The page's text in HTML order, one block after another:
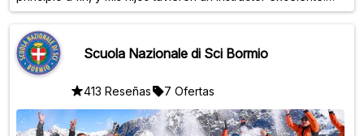
¡Les encantó y progresaron muchísimo en el esquí!
Scuola Nazionale di Sci Bormio
413 Reseñas 7 Ofertas